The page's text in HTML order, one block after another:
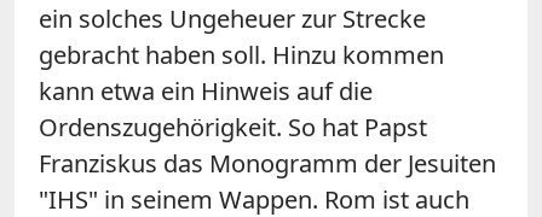
ein solches Ungeheuer zur Strecke
gebracht haben soll. Hinzu kommen
kann etwa ein Hinweis auf die
Ordenszugehörigkeit. So hat Papst
Franziskus das Monogramm der Jesuiten
"IHS" in seinem Wappen. Rom ist auch